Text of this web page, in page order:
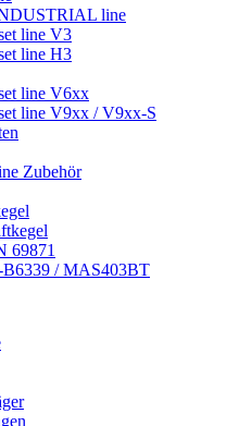
line
line V3
line H3
line V6xx
line V9xx / V9xx-S
Zubehör
69871
B6339 / MAS403BT